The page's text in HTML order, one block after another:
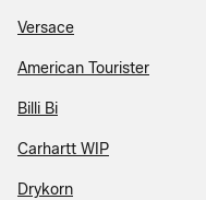
Versace
American Tourister
Billi Bi
Carhartt WIP
Drykorn